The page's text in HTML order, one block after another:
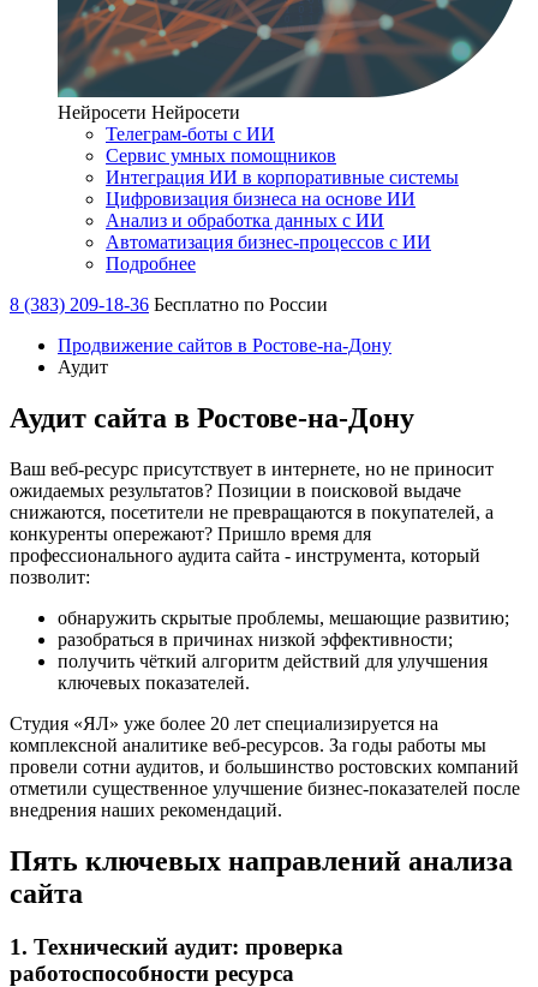
Нейросети Нейросети
Телеграм-боты с ИИ
Сервис умных помощников
Интеграция ИИ в корпоративные системы
Цифровизация бизнеса на основе ИИ
Анализ и обработка данных с ИИ
Автоматизация бизнес-процессов с ИИ
Подробнее
8 (383) 209-18-36 Бесплатно по России
Продвижение сайтов в Ростове-на-Дону
Аудит
Аудит сайта в Ростове-на-Дону
Ваш веб-ресурс присутствует в интернете, но не приносит
ожидаемых результатов? Позиции в поисковой выдаче
снижаются, посетители не превращаются в покупателей, а
конкуренты опережают? Пришло время для
профессионального аудита сайта - инструмента, который
позволит:
обнаружить скрытые проблемы, мешающие развитию;
разобраться в причинах низкой эффективности;
получить чёткий алгоритм действий для улучшения
ключевых показателей.
Студия «ЯЛ» уже более 20 лет специализируется на
комплексной аналитике веб-ресурсов. За годы работы мы
провели сотни аудитов, и большинство ростовских компаний
отметили существенное улучшение бизнес-показателей после
внедрения наших рекомендаций.
Пять ключевых направлений анализа
сайта
1. Технический аудит: проверка
работоспособности ресурса